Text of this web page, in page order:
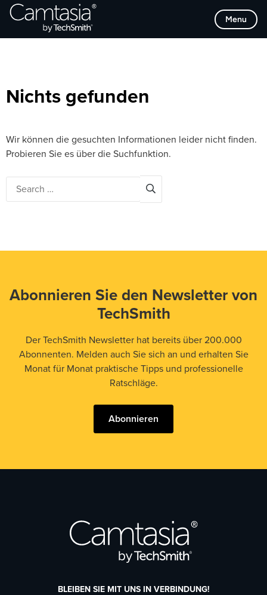
Direkt
zum
Menu
Browse Categories
Nichts gefunden
Wir können die gesuchten Informationen leider nicht finden.
Probieren Sie es über die Suchfunktion.
Abonnieren Sie den Newsletter von
TechSmith
Der TechSmith Newsletter hat bereits über 200.000
Abonnenten. Melden auch Sie sich an und erhalten Sie
Monat für Monat praktische Tipps und professionelle
Ratschläge.
Abonnieren
BLEIBEN SIE MIT UNS IN VERBINDUNG!